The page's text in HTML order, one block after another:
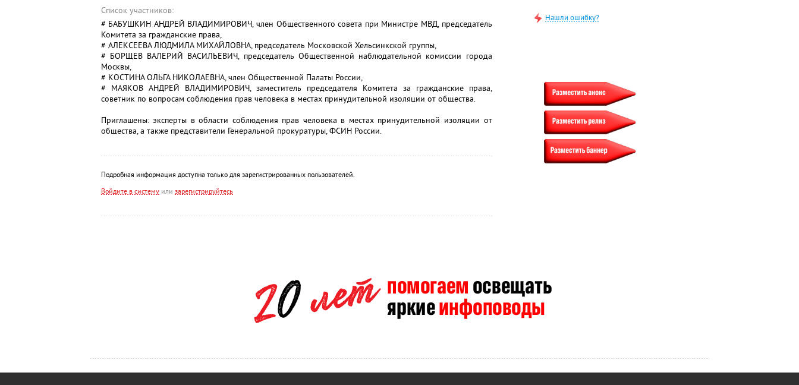
Список участников:
# БАБУШКИН АНДРЕЙ ВЛАДИМИРОВИЧ, член Общественного совета при Министре МВД, председатель
Комитета за гражданские права,
# АЛЕКСЕЕВА ЛЮДМИЛА МИХАЙЛОВНА, председатель Московской Хельсинкской группы,
# БОРЩЕВ ВАЛЕРИЙ ВАСИЛЬЕВИЧ, председатель Общественной наблюдательной комиссии города
Москвы,
# КОСТИНА ОЛЬГА НИКОЛАЕВНА, член Общественной Палаты России,
# МАЯКОВ АНДРЕЙ ВЛАДИМИРОВИЧ, заместитель председателя Комитета за гражданские права,
советник по вопросам соблюдения прав человека в местах принудительной изоляции от общества.
Приглашены: эксперты в области соблюдения прав человека в местах принудительной изоляции от
общества, а также представители Генеральной прокуратуры, ФСИН России.
Подробная информация доступна только для зарегистрированных пользователей.
Войдите в системуили зарегистрируйтесь
Нашли ошибку?